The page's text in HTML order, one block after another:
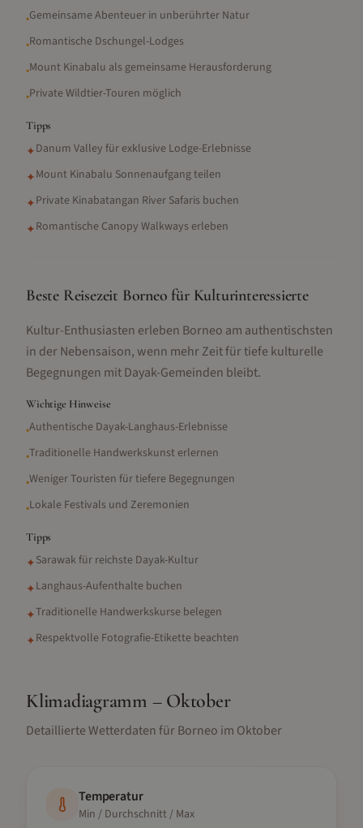
•Gemeinsame Abenteuer in unberührter Natur
•Romantische Dschungel-Lodges
•Mount Kinabalu als gemeinsame Herausforderung
•Private Wildtier-Touren möglich
Tipps
✦Danum Valley für exklusive Lodge-Erlebnisse
✦Mount Kinabalu Sonnenaufgang teilen
✦Private Kinabatangan River Safaris buchen
✦Romantische Canopy Walkways erleben
Beste Reisezeit Borneo für Kulturinteressierte
Kultur-Enthusiasten erleben Borneo am authentischsten
in der Nebensaison, wenn mehr Zeit für tiefe kulturelle
Begegnungen mit Dayak-Gemeinden bleibt.
Wichtige Hinweise
•Authentische Dayak-Langhaus-Erlebnisse
•Traditionelle Handwerkskunst erlernen
•Weniger Touristen für tiefere Begegnungen
•Lokale Festivals und Zeremonien
Tipps
✦Sarawak für reichste Dayak-Kultur
✦Langhaus-Aufenthalte buchen
✦Traditionelle Handwerkskurse belegen
✦Respektvolle Fotografie-Etikette beachten
Klimadiagramm – Oktober
Detaillierte Wetterdaten fürBorneo im Oktober
Temperatur
Min / Durchschnitt / Max